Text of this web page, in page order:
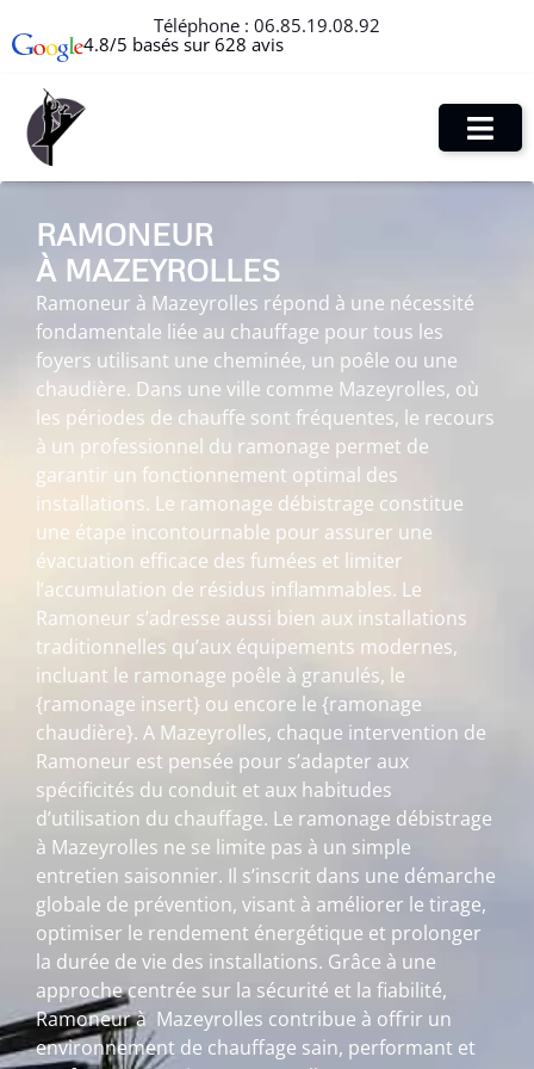
Téléphone : 06.85.19.08.92
4.8/5 basés sur 628 avis
RAMONEUR
À MAZEYROLLES
Ramoneur à Mazeyrolles répond à une nécessité
fondamentale liée au chauffage pour tous les
foyers utilisant une cheminée, un poêle ou une
chaudière. Dans une ville comme Mazeyrolles, où
les périodes de chauffe sont fréquentes, le recours
à un professionnel du ramonage permet de
garantir un fonctionnement optimal des
installations. Le ramonage débistrage constitue
une étape incontournable pour assurer une
évacuation efficace des fumées et limiter
l’accumulation de résidus inflammables. Le
Ramoneur s’adresse aussi bien aux installations
traditionnelles qu’aux équipements modernes,
incluant le ramonage poêle à granulés, le
{ramonage insert} ou encore le {ramonage
chaudière}. A Mazeyrolles, chaque intervention de
Ramoneur est pensée pour s’adapter aux
spécificités du conduit et aux habitudes
d’utilisation du chauffage. Le ramonage débistrage
à Mazeyrolles ne se limite pas à un simple
entretien saisonnier. Il s’inscrit dans une démarche
globale de prévention, visant à améliorer le tirage,
optimiser le rendement énergétique et prolonger
la durée de vie des installations. Grâce à une
approche centrée sur la sécurité et la fiabilité,
Ramoneur à Mazeyrolles contribue à offrir un
environnement de chauffage sain, performant et